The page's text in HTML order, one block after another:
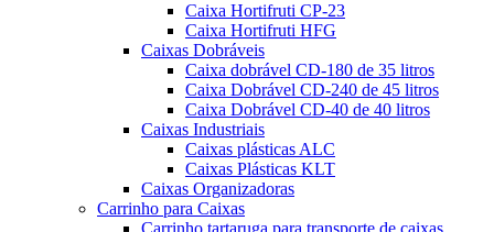
Caixa Hortifruti CP-23
Caixa Hortifruti HFG
Caixas Dobráveis
Caixa dobrável CD-180 de 35 litros
Caixa Dobrável CD-240 de 45 litros
Caixa Dobrável CD-40 de 40 litros
Caixas Industriais
Caixas plásticas ALC
Caixas Plásticas KLT
Caixas Organizadoras
Carrinho para Caixas
Carrinho tartaruga para transporte de caixas